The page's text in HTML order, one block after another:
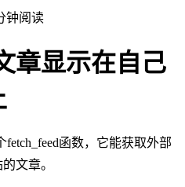
钟阅读
章显示在自己
fetch_feed函数，它能获取外部
文章。